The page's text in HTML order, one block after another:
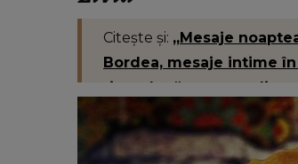
Citește și: „Mesaje
Bordea, mesaje intime
timp după ce